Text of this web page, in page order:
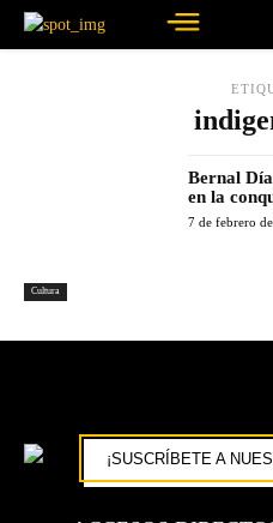
Cultura
Bernal
en la
7 de febrero
¡SUSCRÍBETE A